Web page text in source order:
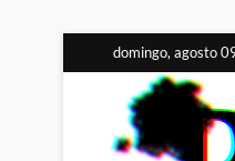
al
contenido
domingo, agosto